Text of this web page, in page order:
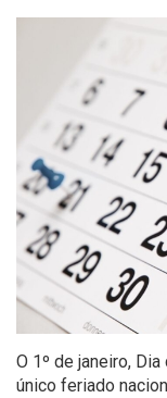
O 1º de janeiro,
único feriado